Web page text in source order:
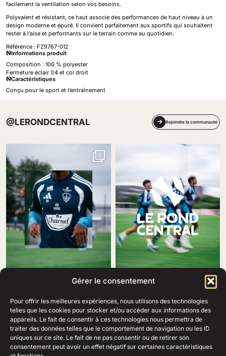
Gérer le consentement
Pour offrir les meilleures expériences, nous utilisons des technologies
telles que les cookies pour stocker et/ou accéder aux informations des
appareils. Le fait de consentir à ces technologies nous permettra de
traiter des données telles que le comportement de navigation ou les ID
uniques sur ce site. Le fait de ne pas consentir ou de retirer son
consentement peut avoir un effet négatif sur certaines caractéristiques
facilement la ventilation selon vos besoins.
Polyvalent et résistant, ce haut associe des performances de haut niveau à un
design moderne et épuré. Il convient parfaitement aux sportifs qui souhaitent
rester à l’aise et performants sur le terrain comme au quotidien.
Référence : FZ9767-012
Informations produit
Composition : 100 % polyester
Fermeture éclair 1/4 et col droit
Caractéristiques
Conçu pour le sport et l’entraînement
@LERONDCENTRAL Rejoindre la communauté
69 Rue Amiral Romain Desfosses,
29200 Brest
02 98 41 41 99
Ouvert du lundi au samedi